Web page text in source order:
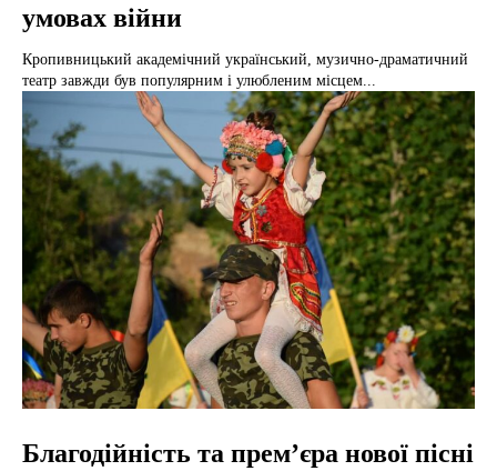
умовах війни
Кропивницький академічний український, музично-драматичний
театр завжди був популярним і улюбленим місцем...
Благодійність та прем’єра нової пісні